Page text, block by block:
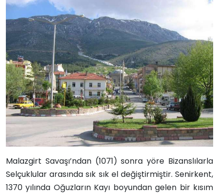
Malazgirt Savaşı’ndan (1071) sonra yöre Bizanslılarla
Selçuklular arasında sık sık el değiştirmiştir. Senirkent,
1370 yılında Oğuzların Kayı boyundan gelen bir kısım